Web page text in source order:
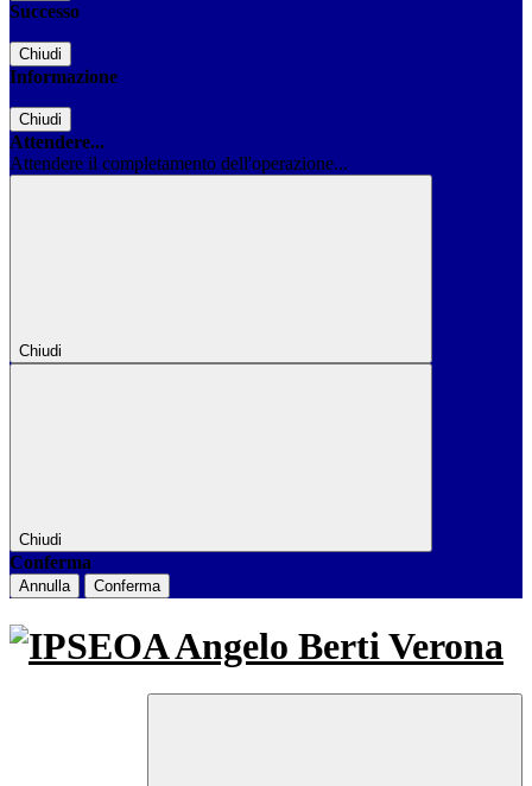
Successo
Chiudi
Informazione
Chiudi
Attendere...
Attendere il completamento dell'operazione...
Chiudi
Chiudi
Conferma
Annulla Conferma